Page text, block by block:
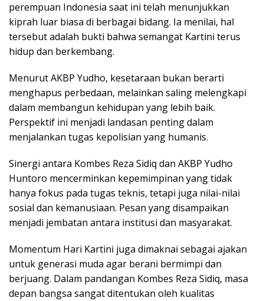
perempuan Indonesia saat ini telah menunjukkan
kiprah luar biasa di berbagai bidang. Ia menilai, hal
tersebut adalah bukti bahwa semangat Kartini terus
hidup dan berkembang.
Menurut AKBP Yudho, kesetaraan bukan berarti
menghapus perbedaan, melainkan saling melengkapi
dalam membangun kehidupan yang lebih baik.
Perspektif ini menjadi landasan penting dalam
menjalankan tugas kepolisian yang humanis.
Sinergi antara Kombes Reza Sidiq dan AKBP Yudho
Huntoro mencerminkan kepemimpinan yang tidak
hanya fokus pada tugas teknis, tetapi juga nilai-nilai
sosial dan kemanusiaan. Pesan yang disampaikan
menjadi jembatan antara institusi dan masyarakat.
Momentum Hari Kartini juga dimaknai sebagai ajakan
untuk generasi muda agar berani bermimpi dan
berjuang. Dalam pandangan Kombes Reza Sidiq, masa
depan bangsa sangat ditentukan oleh kualitas